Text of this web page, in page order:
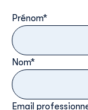
Prénom*
Nom*
Email